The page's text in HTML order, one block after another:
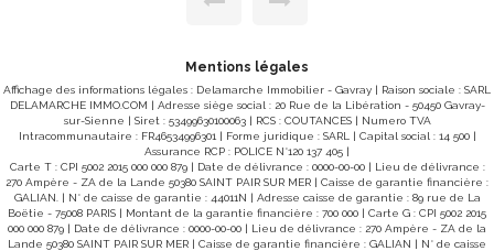
"Les informations sur les risques auxquels ce bien
exposé sont disponibles sur le site Géorisques
www.georisques.gouv.fr" POUR VISITER : DELAMARCHE
IMMOBILIER, Florian GINARD 07.86.27.44.34
Mentions légales
Affichage des informations légales : Delamarche Immobilier - Gavray | Raison sociale : SARL
DELAMARCHE IMMO.COM | Adresse siège social : 20 Rue de la Libération - 50450 Gavray-
sur-Sienne | Siret : 53499630100063 | RCS : COUTANCES | Numero TVA
Intracommunautaire : FR46534996301 | Forme juridique : SARL | Capital social : 14 500 |
Assurance RCP : POLICE N°120 137 405 |
Carte T : CPI 5002 2015 000 000 879 | Date de délivrance : 0000-00-00 | Lieu de délivrance :
270 Ampère - ZA de la Lande 50380 SAINT PAIR SUR MER | Caisse de garantie financière :
GALIAN. | N° de caisse de garantie : 44011N | Adresse caisse de garantie : 89 rue de La
Boëtie - 75008 PARIS | Montant de la garantie financière : 700 000 | Carte G : CPI 5002 2015
000 000 879 | Date de délivrance : 0000-00-00 | Lieu de délivrance : 270 Ampère - ZA de la
Lande 50380 SAINT PAIR SUR MER | Caisse de garantie financière : GALIAN | N° de caisse